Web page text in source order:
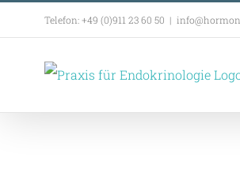
Inhalt
springen
Telefon: +49 (0)911 23 60 50 |